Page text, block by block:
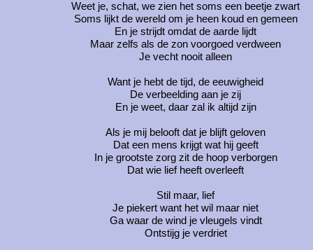
Weet je, schat, we zien het soms een beetje zwart
Soms lijkt de wereld om je heen koud en gemeen
En je strijdt omdat de aarde lijdt
Maar zelfs als de zon voorgoed verdween
Je vecht nooit alleen
Want je hebt de tijd, de eeuwigheid
De verbeelding aan je zij
En je weet, daar zal ik altijd zijn
Als je mij belooft dat je blijft geloven
Dat een mens krijgt wat hij geeft
In je grootste zorg zit de hoop verborgen
Dat wie lief heeft overleeft
Stil maar, lief
Je piekert want het wil maar niet
Ga waar de wind je vleugels vindt
Ontstijg je verdriet